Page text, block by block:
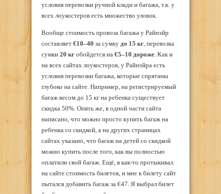
условия перевозки ручной клади и багажа, т.к. у
всех лоукостеров есть множество уловок.
Вообще стоимость провоза багажа у Райнэйр
составляет €10–40 за сумку до 15 кг , перевозка
сумки 20 кг обойдется на €5–10 дороже . Как и
на всех сайтах лоукостеров, у Райнэйра есть
условия перевозки багажа, которые спрятаны
глубоко на сайте. Например, на регистрируемый
багаж весом до 15 кг на ребенка существует
скидка 50%. Опять же, в одной части сайта
написано, что можно просто купить багаж на
ребенка со скидкой, а на других страницах
сайтах указано, что багаж на детей со скидкой
можно купить после того, как вы полностью
оплатили свой багаж. Ещё, я как-то протыкивал
на сайте стоимость билетов, и мне к билету сайт
пытался добавить багаж за €47. Я выбрал билет